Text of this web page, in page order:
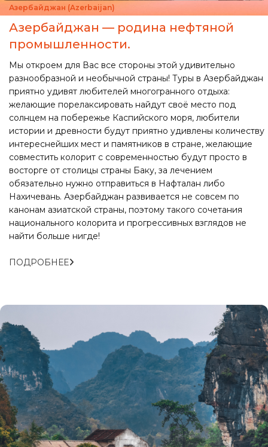
Азербайджан (Azerbaijan)
Азербайджан — родина нефтяной
промышленности.
Мы откроем для Вас все стороны этой удивительно
разнообразной и необычной страны! Туры в Азербайджан
приятно удивят любителей многогранного отдыха:
желающие порелаксировать найдут своё место под
солнцем на побережье Каспийского моря, любители
истории и древности будут приятно удивлены количеству
интереснейших мест и памятников в стране, желающие
совместить колорит с современностью будут просто в
восторге от столицы страны Баку, за лечением
обязательно нужно отправиться в Нафталан либо
Нахичевань. Азербайджан развивается не совсем по
канонам азиатской страны, поэтому такого сочетания
национального колорита и прогрессивных взглядов не
найти больше нигде!
ПОДРОБНЕЕ